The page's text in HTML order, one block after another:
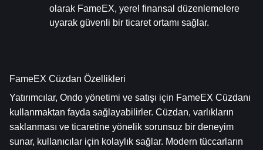
olarak FameEX, yerel finansal düzenlemelere
uyarak güvenli bir ticaret ortamı sağlar.
FameEX Cüzdan Özellikleri
Yatırımcılar, Ondo yönetimi ve satışı için FameEX Cüzdanı
kullanmaktan fayda sağlayabilirler. Cüzdan, varlıkların
saklanması ve ticaretine yönelik sorunsuz bir deneyim
sunar, kullanıcılar için kolaylık sağlar. Modern tüccarların